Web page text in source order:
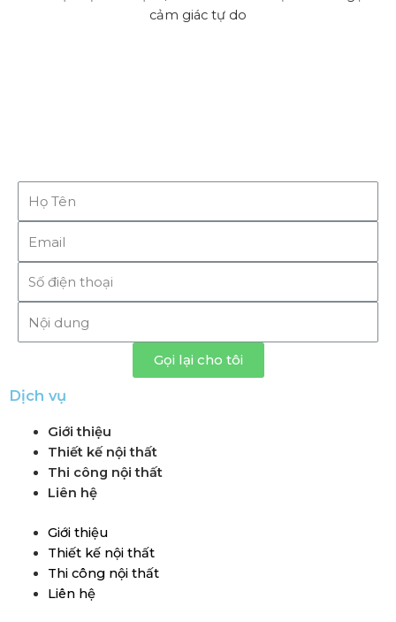
Gọi lại cho tôi
Dịch vụ
Giới thiệu
Thiết kế nội thất
Thi công nội thất
Liên hệ
Giới thiệu
Thiết kế nội thất
Thi công nội thất
Liên hệ